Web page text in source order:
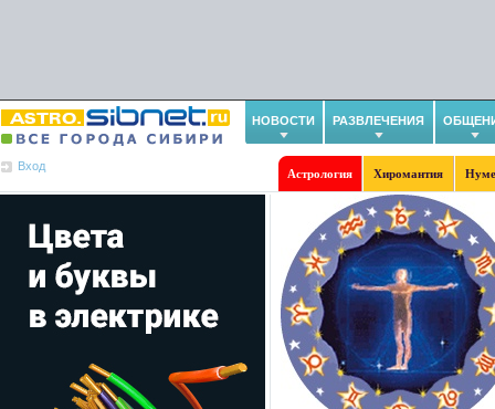
НОВОСТИ РАЗВЛЕЧЕНИЯ
Вход
Астрология Хиромантия